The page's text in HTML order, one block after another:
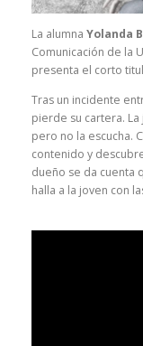
La alumna Yolanda
Comunicación de la
presenta el corto
Tras un incidente
pierde su cartera.
pero no la escucha.
contenido y
dueño se da cuenta
halla a la joven con